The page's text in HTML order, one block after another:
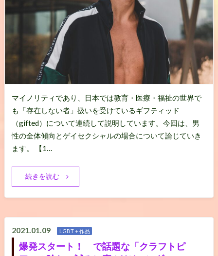
マイノリティであり、日本では教育・医療・福祉の世界で
も「存在しない者」扱いを受けているギフティッド
（gifted）について連続して説明しています。今回は、男
性の全体傾向とゲイセクシャルの場合について論じていき
ます。 【1…
続きを読む
2021.01.09 LGBT＋作品
爆発スタート！ で話題な「クラフトピ